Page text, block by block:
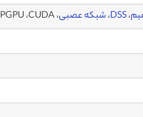
،DSS،شبکه عصبی، GPGPU ،CUDA